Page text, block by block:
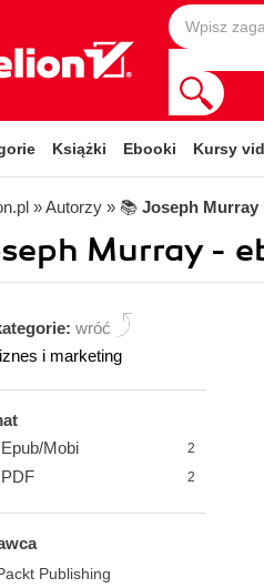
Książki Ebooki Kursy
» Autorzy » 📚 Joseph Murray
Murray -
wróć
i marketing
Epub/Mobi
2
PDF 2
Publishing